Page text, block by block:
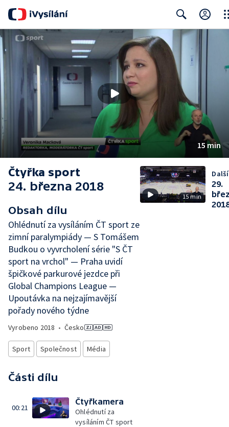
Search
15 min
Čtyřka sport
24. března 2018
Obsah dílu
Ohlédnutí za vysíláním ČT sport ze
zimní paralympiády — S Tomášem
Budkou o vyvrcholení série "S ČT
sport na vrchol" — Praha uvidí
špičkové parkurové jezdce při
Global Champions League —
Upoutávka na nejzajímavější
pořady nového týdne
Vyrobeno 2018 • Česko
Sport Společnost Média
Části dílu
00:21
Čtyřkamera
Ohlédnutí za
vysíláním ČT sport
15 min
29.